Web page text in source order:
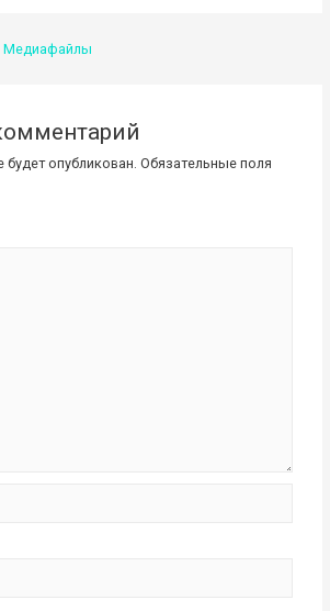
опубликован. Обязательные поля